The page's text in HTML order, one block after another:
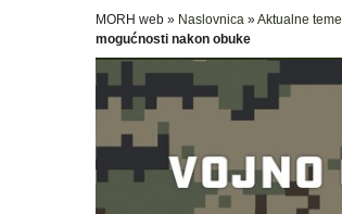
MORH web » Naslovnica »Aktualne teme
mogućnosti nakon obuke